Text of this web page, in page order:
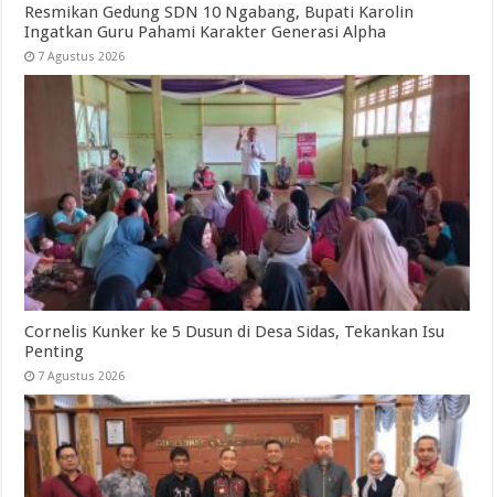
Resmikan Gedung SDN 10 Ngabang, Bupati Karolin
Ingatkan Guru Pahami Karakter Generasi Alpha
7 Agustus 2026
Cornelis Kunker ke 5 Dusun di Desa Sidas, Tekankan Isu
Penting
7 Agustus 2026